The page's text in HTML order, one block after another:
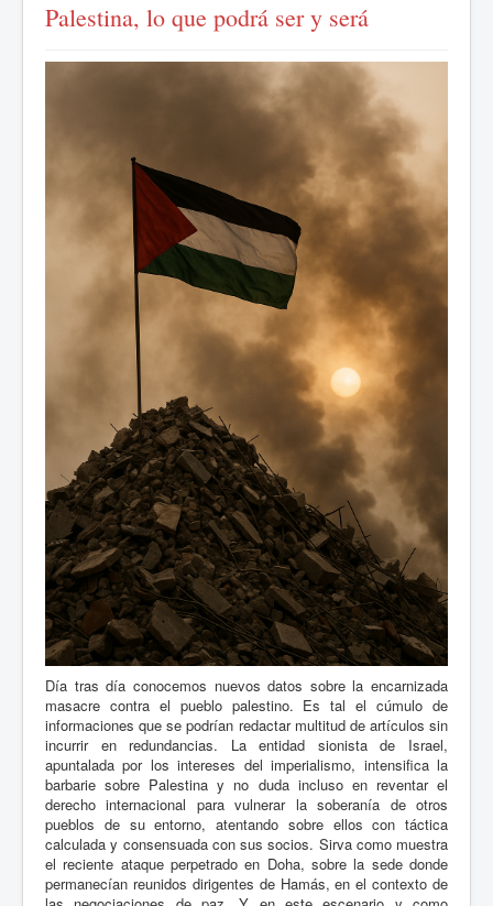
Palestina, lo que podrá ser y será
Día tras día conocemos nuevos datos sobre la encarnizada
masacre contra el pueblo palestino. Es tal el cúmulo de
informaciones que se podrían redactar multitud de artículos sin
incurrir en redundancias. La entidad sionista de Israel,
apuntalada por los intereses del imperialismo, intensifica la
barbarie sobre Palestina y no duda incluso en reventar el
derecho internacional para vulnerar la soberanía de otros
pueblos de su entorno, atentando sobre ellos con táctica
calculada y consensuada con sus socios. Sirva como muestra
el reciente ataque perpetrado en Doha, sobre la sede donde
permanecían reunidos dirigentes de Hamás, en el contexto de